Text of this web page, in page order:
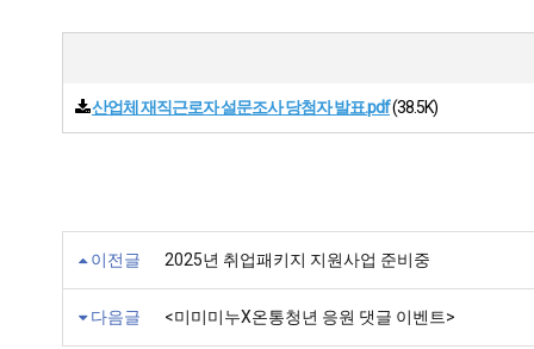
산업체 재직근로자 설문조사 당첨자 발표.pdf(38.5K)
이전글 2025년 취업패키지 지원사업 준비중
다음글 <미미미누X온통청년 응원 댓글 이벤트>